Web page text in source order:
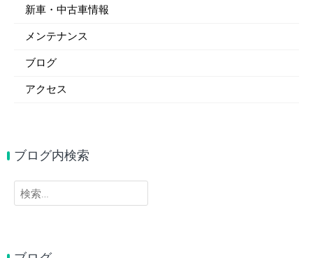
新車・中古車情報
メンテナンス
ブログ
アクセス
ブログ内検索
検
索: